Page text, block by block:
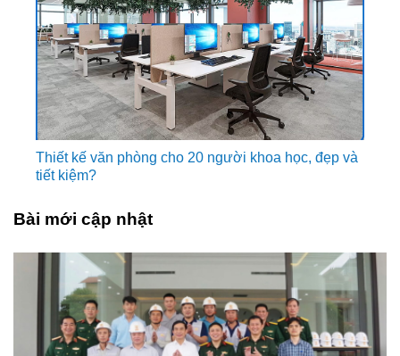
Thiết kế văn phòng cho 20 người khoa học, đẹp và
tiết kiệm?
Bài mới cập nhật